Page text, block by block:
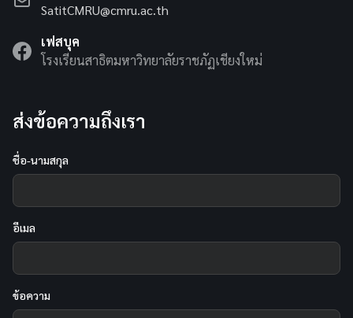
SatitCMRU@cmru.ac.th
เฟสบุค
โรงเรียนสาธิตมหาวิทยาลัยราชภัฏเชียงใหม่
ส่งข้อความถึงเรา
ชื่อ-นามสกุล
อีเมล
ข้อความ